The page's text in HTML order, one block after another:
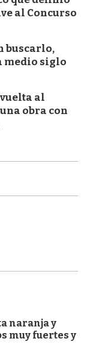
al Concurso
buscarlo,
medio siglo
al
obra con
naranja y
muy fuertes y